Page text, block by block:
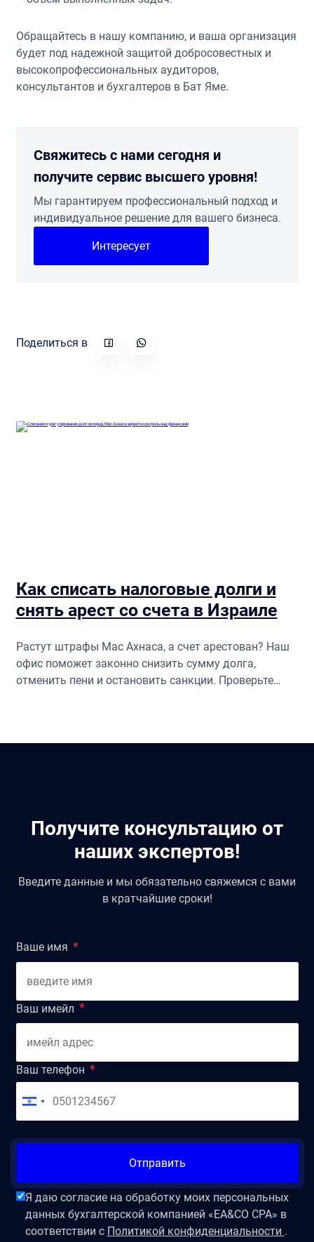
Обращайтесь в нашу компанию, и ваша организация
будет под надежной защитой добросовестных и
высокопрофессиональных аудиторов,
консультантов и бухгалтеров в Бат Яме.
Свяжитесь с нами сегодня и
получите сервис высшего уровня!
Мы гарантируем профессиональный подход и
индивидуальное решение для вашего бизнеса.
Интересует
Поделиться в
Как списать налоговые долги и
снять арест со счета в Израиле
Растут штрафы Мас Ахнаса, а счет арестован? Наш
офис поможет законно снизить сумму долга,
отменить пени и остановить санкции. Проверьте
Получите консультацию от
наших экспертов!
Введите данные и мы обязательно свяжемся с вами
в кратчайшие сроки!
Ваше имя
Ваш имейл
Ваш телефон
Отправить
Я даю согласие на обработку моих персональных
данных бухгалтерской компанией «EA&CO CPA» в
соответствии с Политикой конфиденциальности .